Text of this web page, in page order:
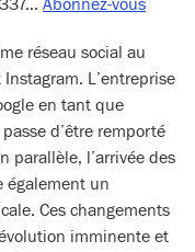
Abonnez-vous
réseau social au
L’entreprise
en tant que
d’être remporté
parallèle, l’arrivée des
également un
Ces changements
imminente et